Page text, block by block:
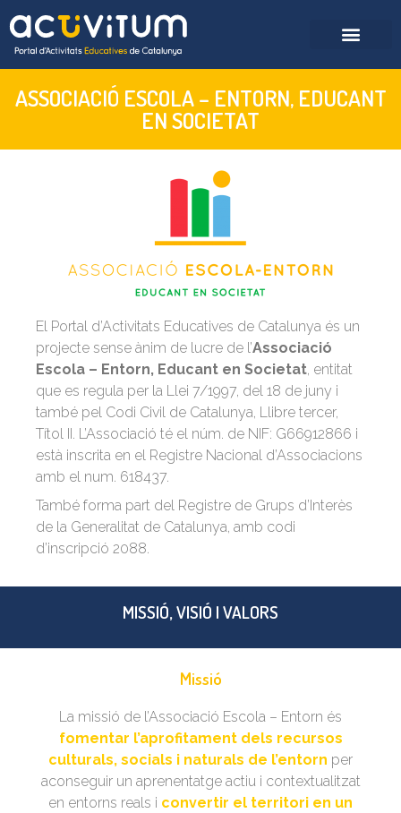
ASSOCIACIÓ ESCOLA – ENTORN, EDUCANT
EN SOCIETAT
El Portal d’Activitats Educatives de Catalunya és un
projecte sense ànim de lucre de l’Associació
Escola – Entorn, Educant en Societat, entitat
que es regula per la Llei 7/1997, del 18 de juny i
també pel Codi Civil de Catalunya, Llibre tercer,
Títol II. L’Associació té el núm. de NIF: G66912866 i
està inscrita en el Registre Nacional d’Associacions
amb el num. 618437.
També forma part del Registre de Grups d’Interès
de la Generalitat de Catalunya, amb codi
d’inscripció 2088.
MISSIÓ, VISIÓ I VALORS
Missió
La missió de l’Associació Escola – Entorn és
fomentar l’aprofitament dels recursos
culturals, socials i naturals de l’entorn per
aconseguir un aprenentatge actiu i contextualitzat
en entorns reals i convertir el territori en un